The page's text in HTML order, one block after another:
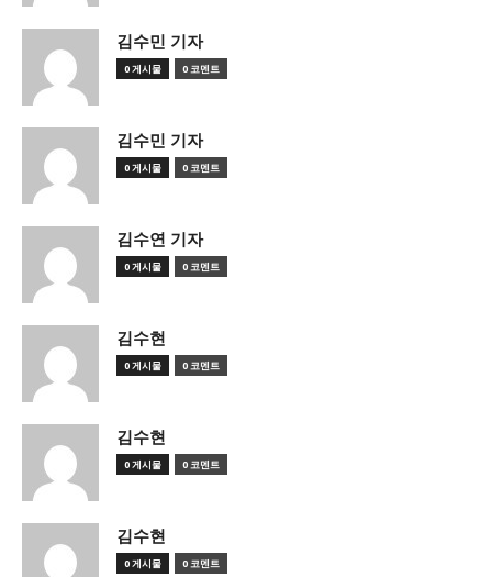
김수민 기자
0 게시물 0 코멘트
김수민 기자
0 게시물 0 코멘트
김수연 기자
0 게시물 0 코멘트
김수현
0 게시물 0 코멘트
김수현
0 게시물 0 코멘트
김수현
0 게시물 0 코멘트